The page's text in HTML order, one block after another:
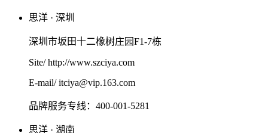
思洋 · 深圳
深圳市坂田十二橡树庄园F1-7栋
Site/ http://www.szciya.com
E-mail/ itciya@vip.163.com
品牌服务专线：400-001-5281
思洋 · 湖南